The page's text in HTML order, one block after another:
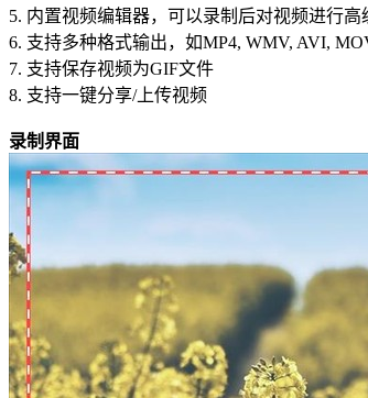
5. 内置视频编辑器，可以录制后对视频进行高
6. 支持多种格式输出，如MP4, WMV, AVI,
7. 支持保存视频为GIF文件
8. 支持一键分享/上传视频
录制界面